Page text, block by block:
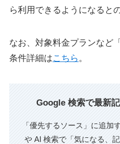
ら利用できるようになると
なお、対象料金プランなど
条件詳細はこちら 。
Google 検索で最新
「優先するソース」に追加
や AI 検索で「気になる、